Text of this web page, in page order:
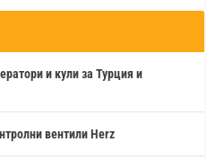
и кули за Турция и
вентили Herz